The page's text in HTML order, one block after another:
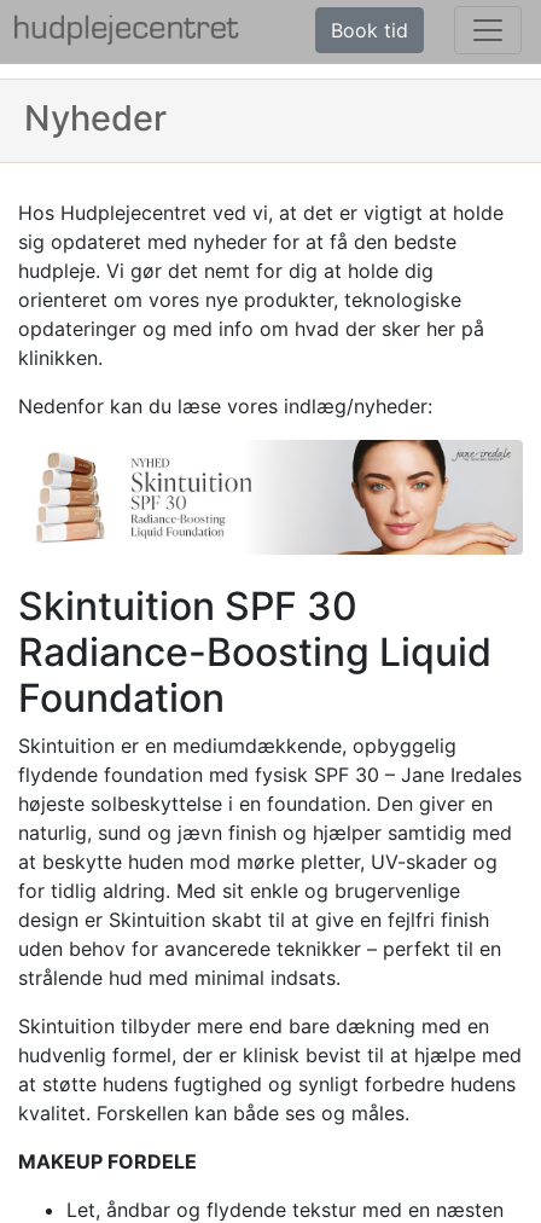
Book tid
Nyheder
Hos Hudplejecentret ved vi, at det er vigtigt at holde
sig opdateret med nyheder for at få den bedste
hudpleje. Vi gør det nemt for dig at holde dig
orienteret om vores nye produkter, teknologiske
opdateringer og med info om hvad der sker her på
klinikken.
Nedenfor kan du læse vores indlæg/nyheder:
Skintuition SPF 30
Radiance-Boosting Liquid
Foundation
Skintuition er en mediumdækkende, opbyggelig
flydende foundation med fysisk SPF 30 – Jane Iredales
højeste solbeskyttelse i en foundation. Den giver en
naturlig, sund og jævn finish og hjælper samtidig med
at beskytte huden mod mørke pletter, UV-skader og
for tidlig aldring. Med sit enkle og brugervenlige
design er Skintuition skabt til at give en fejlfri finish
uden behov for avancerede teknikker – perfekt til en
strålende hud med minimal indsats.
Skintuition tilbyder mere end bare dækning med en
hudvenlig formel, der er klinisk bevist til at hjælpe med
at støtte hudens fugtighed og synligt forbedre hudens
kvalitet. Forskellen kan både ses og måles.
MAKEUP FORDELE
Let, åndbar og flydende tekstur med en næsten